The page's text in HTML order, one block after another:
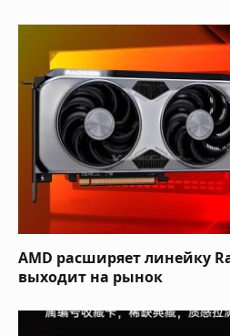
AMD расширяет линейку
выходит на рынок